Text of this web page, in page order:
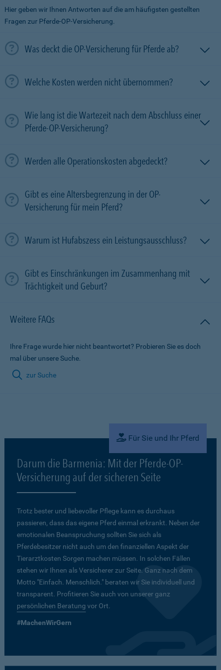
Hier geben wir Ihnen Antworten auf die am häufigsten gestellten
Fragen zur Pferde-OP-Versicherung.
Was deckt die OP-Versicherung für Pferde ab?
Welche Kosten werden nicht übernommen?
Wie lang ist die Wartezeit nach dem Abschluss einer
Pferde-OP-Versicherung?
Werden alle Operationskosten abgedeckt?
Gibt es eine Altersbegrenzung in der OP-
Versicherung für mein Pferd?
Warum ist Hufabszess ein Leistungsausschluss?
Gibt es Einschränkungen im Zusammenhang mit
Trächtigkeit und Geburt?
Weitere FAQs
Ihre Frage wurde hier nicht beantwortet? Probieren Sie es doch
mal über unsere Suche.
zur Suche
Für Sie und Ihr Pferd
Darum die Barmenia: Mit der Pferde-OP-
Versicherung auf der sicheren Seite
Trotz bester und liebevoller Pflege kann es durchaus
passieren, dass das eigene Pferd einmal erkrankt. Neben der
emotionalen Beanspruchung sollten Sie sich als
Pferdebesitzer nicht auch um den finanziellen Aspekt der
Tierarztkosten Sorgen machen müssen. In solchen Fällen
stehen wir Ihnen als Versicherer zur Seite. Ganz nach dem
Motto "Einfach. Menschlich." beraten wir Sie individuell und
transparent. Profitieren Sie auch von unserer ganz
persönlichen Beratung vor Ort.
#MachenWirGern